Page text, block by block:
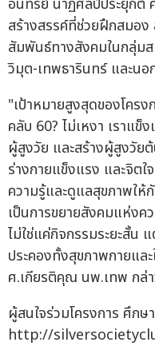
สร้างสรรค์ที่ช่วยฝึกสมอง
สัมพันธ์ทางสังคมในกลุ่มส
วิมุต-เทพธารินทร์ และนอ
"เป้าหมายสูงสุดของโคร
คลับ 60? ไม่เหงา เราแ
ผู้สูงวัย และสร้างผู้สูงวัย
ร่างกายแข็งแรง และจิตใ
ความรู้และดูแลสุขภาพใ
เป็นการขยายสังคมแห่ง
ไม่ใช่แค่กิจกรรมระยะสั้น
ประคองทั้งสุขภาพกายแล
ศ.เกียรติคุณ นพ.เทพ กล่
ผู้สนใจร่วมโครงการ ศึกษ
http://